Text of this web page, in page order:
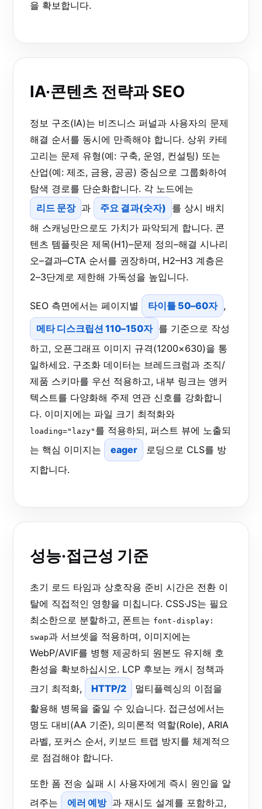
을 확보합니다.
IA·콘텐츠 전략과 SEO
정보 구조(IA)는 비즈니스 퍼널과 사용자의 문제
해결 순서를 동시에 만족해야 합니다. 상위 카테
고리는 문제 유형(예: 구축, 운영, 컨설팅) 또는
산업(예: 제조, 금융, 공공) 중심으로 그룹화하여
탐색 경로를 단순화합니다. 각 노드에는
리드 문장 과 주요 결과(숫자) 를 상시 배치
해 스캐닝만으로도 가치가 파악되게 합니다. 콘
텐츠 템플릿은 제목(H1)–문제 정의–해결 시나리
오–결과–CTA 순서를 권장하며, H2–H3 계층은
2–3단계로 제한해 가독성을 높입니다.
SEO 측면에서는 페이지별 타이틀 50–60자 ,
메타 디스크립션 110–150자 를 기준으로 작성
하고, 오픈그래프 이미지 규격(1200×630)을 통
일하세요. 구조화 데이터는 브레드크럼과 조직/
제품 스키마를 우선 적용하고, 내부 링크는 앵커
텍스트를 다양화해 주제 연관 신호를 강화합니
다. 이미지에는 파일 크기 최적화와
loading="lazy" 를 적용하되, 퍼스트 뷰에 노출되
는 핵심 이미지는
eager
로딩으로 CLS를 방
지합니다.
성능·접근성 기준
초기 로드 타임과 상호작용 준비 시간은 전환 이
탈에 직접적인 영향을 미칩니다. CSS·JS는 필요
최소한으로 분할하고, 폰트는 font-display:
swap과 서브셋을 적용하며, 이미지에는
WebP/AVIF를 병행 제공하되 원본도 유지해 호
환성을 확보하십시오. LCP 후보는 캐시 정책과
크기 최적화,
HTTP/2
멀티플렉싱의 이점을
활용해 병목을 줄일 수 있습니다. 접근성에서는
명도 대비(AA 기준), 의미론적 역할(Role), ARIA
라벨, 포커스 순서, 키보드 트랩 방지를 체계적으
로 점검해야 합니다.
또한 폼 전송 실패 시 사용자에게 즉시 원인을 알
려주는
에러 예방 과 재시도 설계를 포함하고,